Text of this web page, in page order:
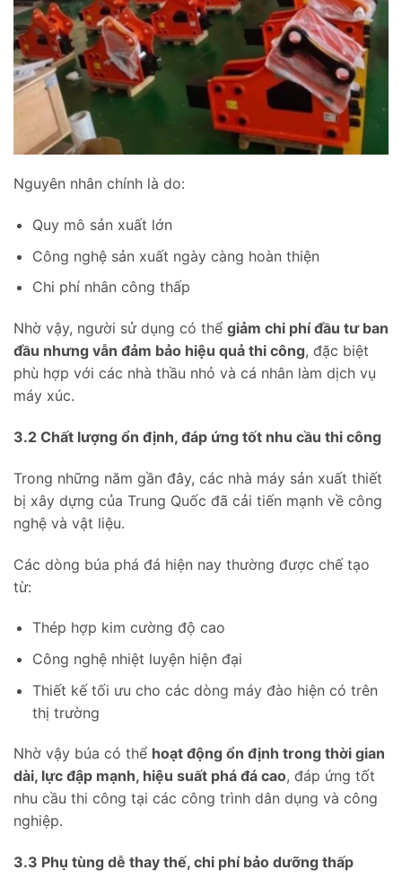
Nguyên nhân chính là do:
Quy mô sản xuất lớn
Công nghệ sản xuất ngày càng hoàn thiện
Chi phí nhân công thấp
Nhờ vậy, người sử dụng có thể giảm chi phí đầu tư ban
đầu nhưng vẫn đảm bảo hiệu quả thi công, đặc biệt
phù hợp với các nhà thầu nhỏ và cá nhân làm dịch vụ
máy xúc.
3.2 Chất lượng ổn định, đáp ứng tốt nhu cầu thi công
Trong những năm gần đây, các nhà máy sản xuất thiết
bị xây dựng của Trung Quốc đã cải tiến mạnh về công
nghệ và vật liệu.
Các dòng búa phá đá hiện nay thường được chế tạo
từ:
Thép hợp kim cường độ cao
Công nghệ nhiệt luyện hiện đại
Thiết kế tối ưu cho các dòng máy đào hiện có trên
thị trường
Nhờ vậy búa có thể hoạt động ổn định trong thời gian
dài, lực đập mạnh, hiệu suất phá đá cao, đáp ứng tốt
nhu cầu thi công tại các công trình dân dụng và công
nghiệp.
3.3 Phụ tùng dễ thay thế, chi phí bảo dưỡng thấp